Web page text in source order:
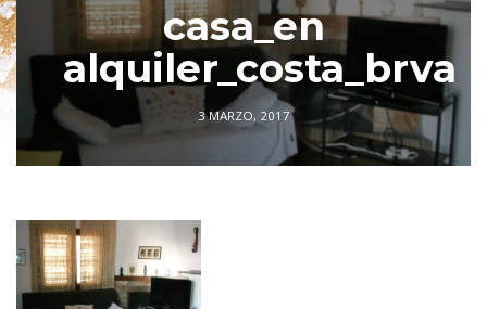
casa_en
alquiler_costa_brva
3 MARZO, 2017